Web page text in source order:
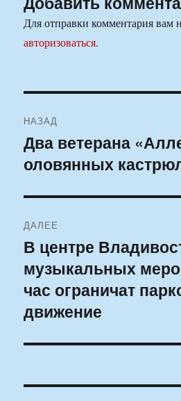
Для отправки комментария вам
авторизоваться.
по
записям
НАЗАД
Предыдущая
запись:
Два ветерана
оловянных
ДАЛЕЕ
Следующая
запись:
В центре
музыкальных
час ограничат
движение